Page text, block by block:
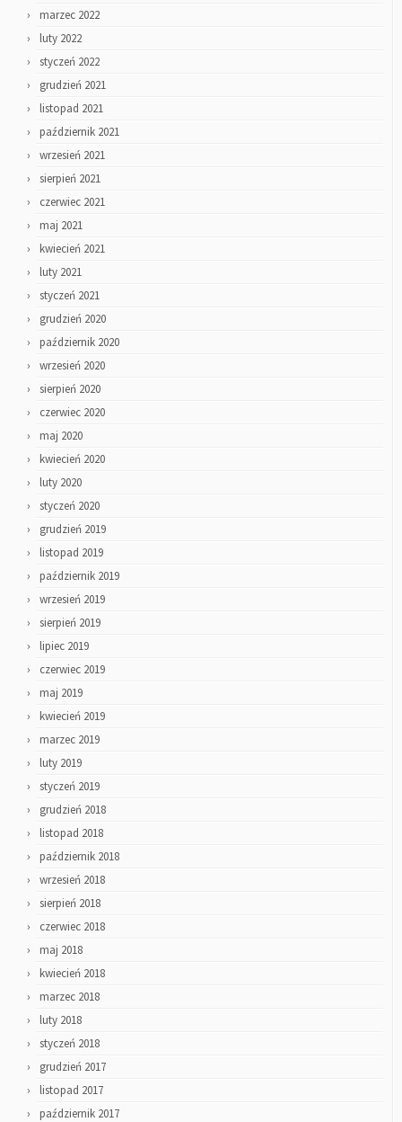
marzec 2022
luty 2022
styczeń 2022
grudzień 2021
listopad 2021
październik 2021
wrzesień 2021
sierpień 2021
czerwiec 2021
maj 2021
kwiecień 2021
luty 2021
styczeń 2021
grudzień 2020
październik 2020
wrzesień 2020
sierpień 2020
czerwiec 2020
maj 2020
kwiecień 2020
luty 2020
styczeń 2020
grudzień 2019
listopad 2019
październik 2019
wrzesień 2019
sierpień 2019
lipiec 2019
czerwiec 2019
maj 2019
kwiecień 2019
marzec 2019
luty 2019
styczeń 2019
grudzień 2018
listopad 2018
październik 2018
wrzesień 2018
sierpień 2018
czerwiec 2018
maj 2018
kwiecień 2018
marzec 2018
luty 2018
styczeń 2018
grudzień 2017
listopad 2017
październik 2017